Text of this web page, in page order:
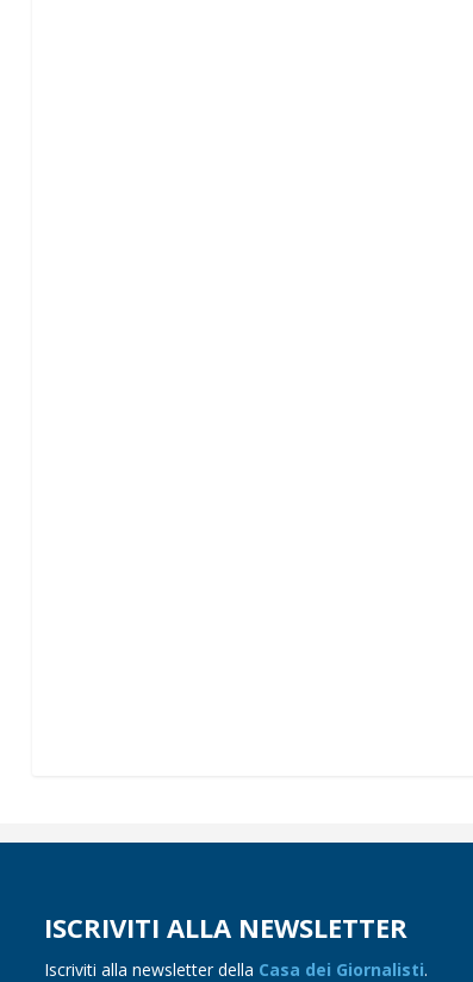
ISCRIVITI ALLA NEWSLETTER
Iscriviti alla newsletter della Casa dei Giornalisti.